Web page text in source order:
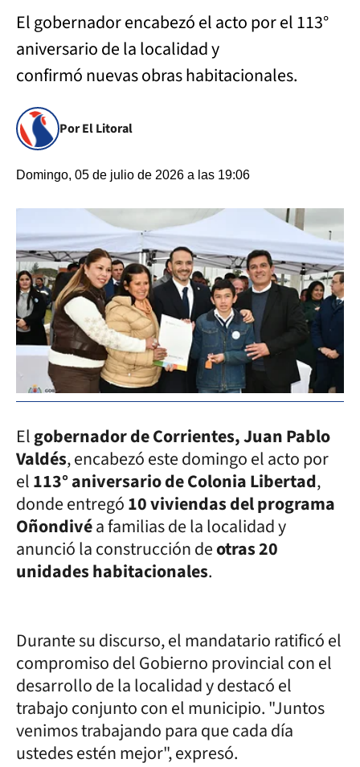
El gobernador encabezó el acto por el 113°
aniversario de la localidad y
confirmó nuevas obras habitacionales.
Por El Litoral
Domingo, 05 de julio de 2026 a las 19:06
Elgobernador de Corrientes, Juan Pablo
Valdés, encabezó este domingo el acto por
el113° aniversario de Colonia Libertad,
donde entregó10 viviendas del programa
Oñondivéa familias de la localidad y
anunció la construcción deotras 20
unidades habitacionales.
Durante su discurso, el mandatario ratificó el
compromiso del Gobierno provincial con el
desarrollo de la localidad y destacó el
trabajo conjunto con el municipio. "Juntos
venimos trabajando para que cada día
ustedes estén mejor", expresó.